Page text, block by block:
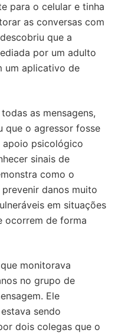
para o celular e tinha
as conversas com
que a
por um adulto
um aplicativo de
as mensagens,
que o agressor fosse
apoio psicológico
sinais de
como o
danos muito
em situações
ocorrem de forma
monitorava
no grupo de
Ele
sendo
dois colegas que o